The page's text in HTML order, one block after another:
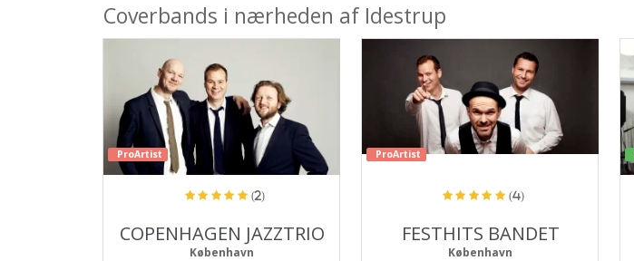
Coverbands i nærheden af Idestrup
ProArtist
(2)
COPENHAGEN JAZZTRIO
København
ProArtist
(4)
FESTHITS BANDET
København